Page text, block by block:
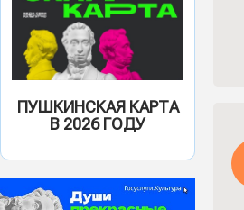
ПУШКИНСКАЯ КАРТА
В 2026 ГОДУ